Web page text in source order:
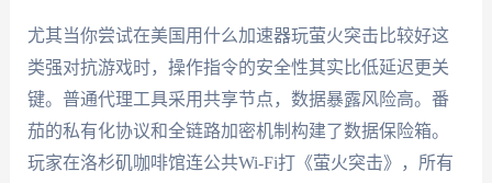
尤其当你尝试在美国用什么加速器玩萤火突击比较好这
类强对抗游戏时，操作指令的安全性其实比低延迟更关
键。普通代理工具采用共享节点，数据暴露风险高。番
茄的私有化协议和全链路加密机制构建了数据保险箱。
玩家在洛杉矶咖啡馆连公共Wi-Fi打《萤火突击》，所有